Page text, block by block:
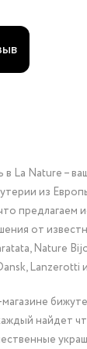
La Nature –
из
предлагаем
от
Nature
Lanzerotti
найдет